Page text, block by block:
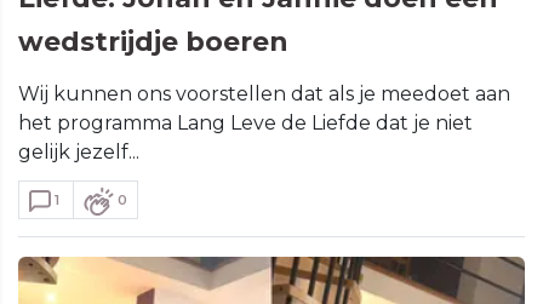
wedstrijdje boeren
Wij kunnen ons voorstellen dat als je meedoet aan
het programma Lang Leve de Liefde dat je niet
gelijk jezelf...
1 0